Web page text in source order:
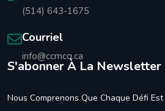
(514) 643-1675
Courriel
info@ccmcq.ca
S'abonner À La Newsletter
Nous Comprenons Que Chaque Défi